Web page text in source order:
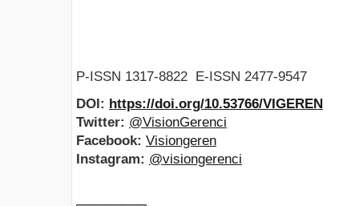
P-ISSN 1317-8822 E-ISSN 2477-9547
DOI: https://doi.org/10.53766/VIGEREN
Twitter: @VisionGerenci
Facebook: Visiongeren
Instagram: @visiongerenci